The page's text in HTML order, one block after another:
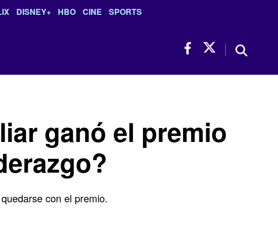
DISNEY+ HBO CINE SPORTS
ganó el premio
con el premio.